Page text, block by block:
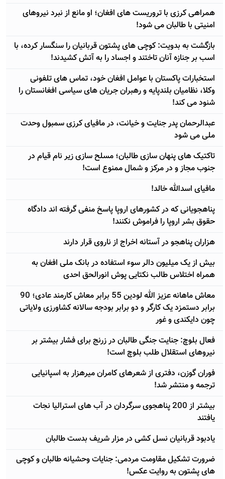
همراهی کرزی با تروریست های افغان؛ او مانع از نبرد نیروهای
امنیتی با طالبان می شود!
بازگشت به بدویت: کوچی های پشتون قربانیان را سنگسار کرده، با
اسب بر جنازه آنان تاختند و اجساد را به آتش کشیدند!
استخبارات پاکستان با عوامل افغان خود، تماس های تلفونی
وکلا، نظامیان بلندپایه و رهبران جریان های سیاسی افغانستان را
شنود می کند!
عبدالرحمان پدر جنایت و خیانت، در مافیای کرزی سمبول وحدت
ملی می شود
تاکتیک های پنهان سازی طالبان؛ مسلح سازی زیر نام قیام در
جنوب مجاز و در مرکز و شمال ممنوع است!
مافیای اسدالله خالد!
پناهجویانی که در کشورهای اروپا پاسخ منفی گرفته اند دادگاه
حقوق بشر اروپا را فراموش نکنند!
هزاران پناهجو در آستانه اخراج از ناروی قرار دارند
بيش از يک ميليون دالر سوء استفاده در بانک ملی افغان به
همراه اختلاس طالب نکتایی پوش انورالحق احدی
معاش ماهانه عزیز الله لودین 55 برابر معاش کارمند عادی؛ 90
برابر دستمزد یک کارگر و دو برابر بودجه سالانه کشاورزی ولایاتی
چون دایکندی و غور
فعال بلوچ: جنایت جنگی طالبان در زرنج برای فشار بیشتر بر
نیروهای استقلال طلب بلوچ است!
فوران گوزن، دفتری از شعرهای کامران میرهزار به اسپانیایی
ترجمه و منتشر شد!
بیشتر از 200 پناهجوی سرگردان در آب های استرالیا نجات
یافتند
یادبود قربانیان نسل کشی در مزار شریف بدست طالبان
ضرورت تشکیل مقاومت مردمی: جنایات وحشیانه طالبان و کوچی
های پشتون به روایت عکس!